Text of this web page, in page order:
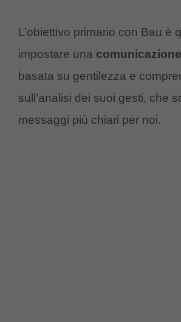
L’obiettivo primario con Bau è
impostare una comunicazione
basata su gentilezza e
sull’analisi dei suoi gesti, che
messaggi più chiari per noi.